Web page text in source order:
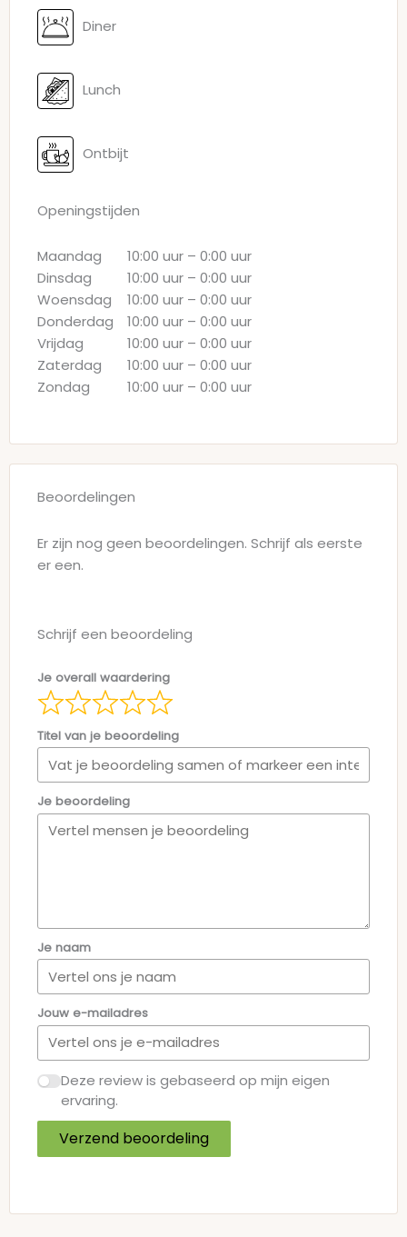
Beoordelingen
Er zijn nog geen beoordelingen. Schrijf als eerste
er een.
Schrijf een beoordeling
Je overall waardering
Titel van je beoordeling
Je beoordeling
Je naam
Jouw e-mailadres
Deze review is gebaseerd op mijn eigen
ervaring.
Verzend beoordeling
Diner
Lunch
Ontbijt
Openingstijden
Maandag 10:00 uur – 0:00 uur
Dinsdag
10:00 uur – 0:00 uur
Woensdag
10:00 uur – 0:00 uur
Donderdag
10:00 uur – 0:00 uur
Vrijdag
10:00 uur – 0:00 uur
Zaterdag
10:00 uur – 0:00 uur
Zondag
10:00 uur – 0:00 uur